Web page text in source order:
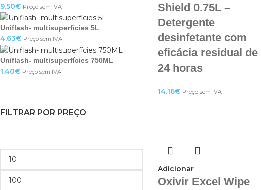
9.50€ Preço sem IVA
Uniflash- multisuperfícies 5L
4.63€ Preço sem IVA
Uniflash- multisuperfícies 750ML
1.40€ Preço sem IVA
FILTRAR POR PREÇO
Shield 0.75L –
Detergente
desinfetante com
eficácia residual de
24 horas
14.16€ Preço sem IVA
Adicionar
Oxivir Excel Wipe